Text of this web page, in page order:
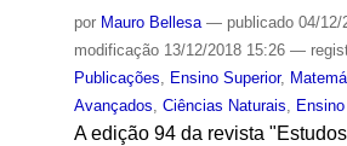
por Mauro Bellesa — publicado04/12/
modificação13/12/2018 15:26 —
Publicações, Ensino Superior,
Avançados, Ciências Naturais,
A edição 94 da revista